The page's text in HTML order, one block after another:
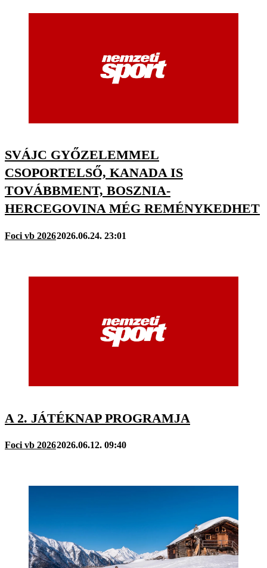
SVÁJC GYŐZELEMMEL
CSOPORTELSŐ, KANADA IS
TOVÁBBMENT, BOSZNIA-
HERCEGOVINA MÉG REMÉNYKEDHET
Foci vb 20262026.06.24. 23:01
A 2. JÁTÉKNAP PROGRAMJA
Foci vb 20262026.06.12. 09:40